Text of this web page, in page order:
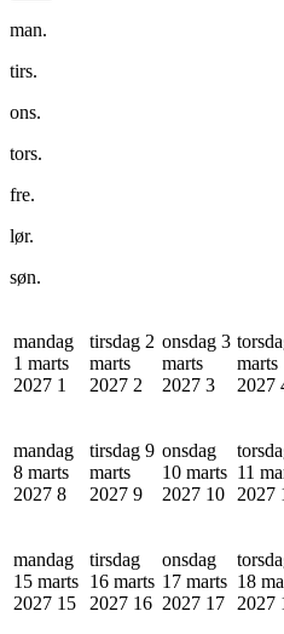
man.
tirs.
ons.
tors.
fre.
lør.
søn.
mandag
1 marts
2027 1
tirsdag 2
marts
2027 2
onsdag 3
marts
2027 3
marts
2027
mandag
8 marts
2027 8
tirsdag 9
marts
2027 9
onsdag
10 marts
2027 10
11
2027
mandag
15 marts
2027 15
tirsdag
16 marts
2027 16
onsdag
17 marts
2027 17
18
2027